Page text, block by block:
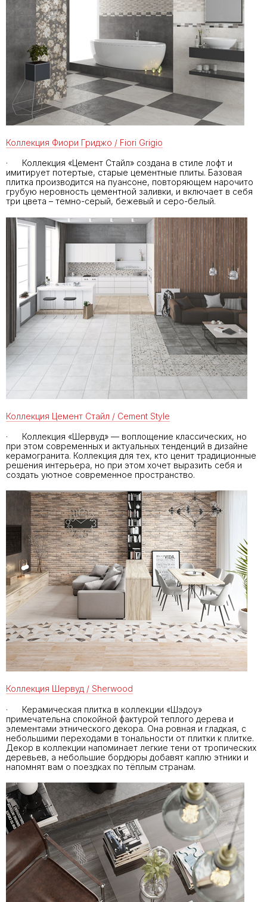
Коллекция Фиори Гриджо / Fiori Grigio
· Коллекция «Цемент Стайл» создана в стиле лофт и
имитирует потертые, старые цементные плиты. Базовая
плитка производится на пуансоне, повторяющем нарочито
грубую неровность цементной заливки, и включает в себя
три цвета – темно-серый, бежевый и серо-белый.
Коллекция Цемент Стайл / Cement Style
· Коллекция «Шервуд» — воплощение классических, но
при этом современных и актуальных тенденций в дизайне
керамогранита. Коллекция для тех, кто ценит традиционные
решения интерьера, но при этом хочет выразить себя и
создать уютное современное пространство.
Коллекция Шервуд / Sherwood
· Керамическая плитка в коллекции «Шэдоу»
примечательна спокойной фактурой теплого дерева и
элементами этнического декора. Она ровная и гладкая, с
небольшими переходами в тональности от плитки к плитке.
Декор в коллекции напоминает легкие тени от тропических
деревьев, а небольшие бордюры добавят каплю этники и
напомнят вам о поездках по тёплым странам.